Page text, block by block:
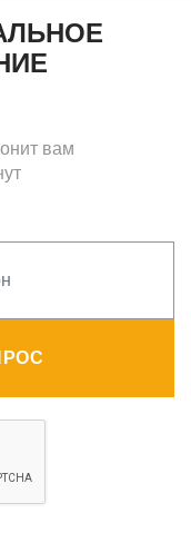
вам